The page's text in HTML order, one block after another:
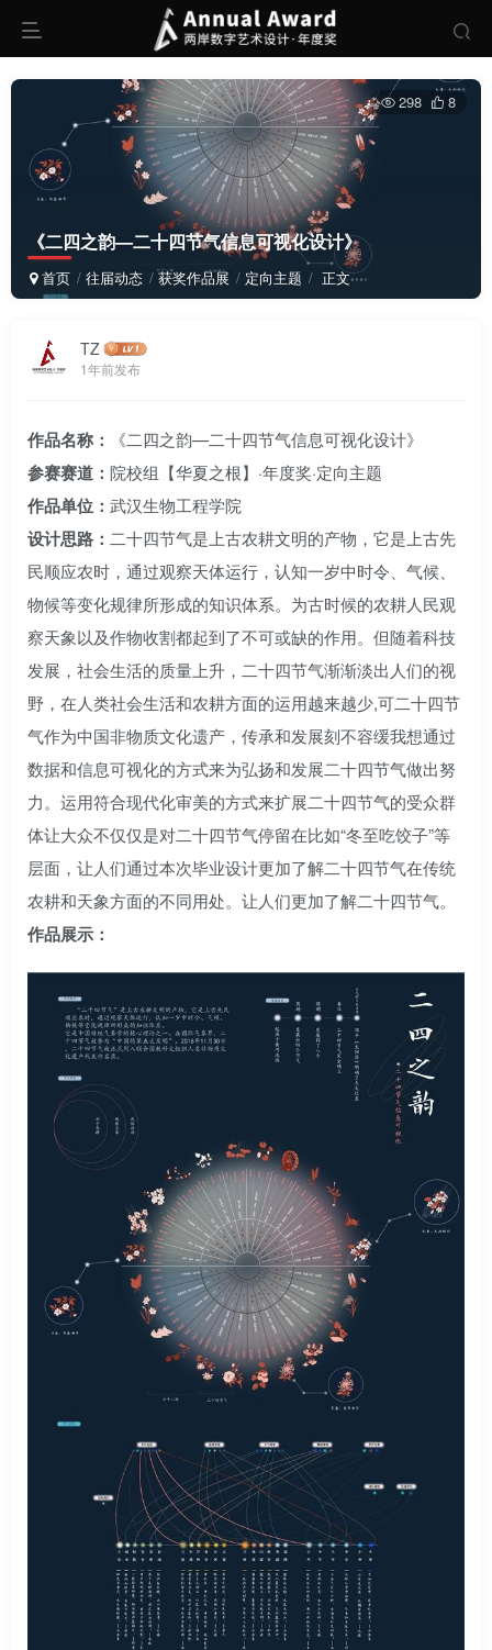
《二四之韵—二十四节气信息可视化设计》
首页 往届动态 获奖作品展 定向主题 正文
298 8
TZ
1年前发布
作品名称： 《二四之韵—二十四节气信息可视化设计》
参赛赛道： 院校组【华夏之根】·年度奖·定向主题
作品单位： 武汉生物工程学院
设计思路： 二十四节气是上古农耕文明的产物，它是上古先
民顺应农时，通过观察天体运行，认知一岁中时令、气候、
物候等变化规律所形成的知识体系。为古时候的农耕人民观
察天象以及作物收割都起到了不可或缺的作用。但随着科技
发展，社会生活的质量上升，二十四节气渐渐淡出人们的视
野，在人类社会生活和农耕方面的运用越来越少,可二十四节
气作为中国非物质文化遗产，传承和发展刻不容缓我想通过
数据和信息可视化的方式来为弘扬和发展二十四节气做出努
力。运用符合现代化审美的方式来扩展二十四节气的受众群
体让大众不仅仅是对二十四节气停留在比如“冬至吃饺子”等
层面，让人们通过本次毕业设计更加了解二十四节气在传统
农耕和天象方面的不同用处。让人们更加了解二十四节气。
作品展示：